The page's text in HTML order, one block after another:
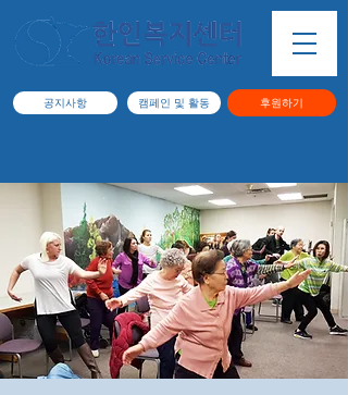
공지사항 캠페인 및 활동 후원하기